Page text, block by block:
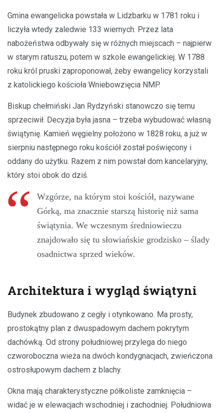
Gmina ewangelicka powstała w Lidzbarku w 1781 roku i
liczyła wtedy zaledwie 133 wiernych. Przez lata
nabożeństwa odbywały się w różnych miejscach – najpierw
w starym ratuszu, potem w szkole ewangelickiej. W 1788
roku król pruski zaproponował, żeby ewangelicy korzystali
z katolickiego kościoła Wniebowzięcia NMP.
Biskup chełmiński Jan Rydzyński stanowczo się temu
sprzeciwił. Decyzja była jasna – trzeba wybudować własną
świątynię. Kamień węgielny położono w 1828 roku, a już w
sierpniu następnego roku kościół został poświęcony i
oddany do użytku. Razem z nim powstał dom kancelaryjny,
który stoi obok do dziś.
Wzgórze, na którym stoi kościół, nazywane
Górką, ma znacznie starszą historię niż sama
świątynia. We wczesnym średniowieczu
znajdowało się tu słowiańskie grodzisko – ślady
osadnictwa sprzed wieków.
Architektura i wygląd świątyni
Budynek zbudowano z cegły i otynkowano. Ma prosty,
prostokątny plan z dwuspadowym dachem pokrytym
dachówką. Od strony południowej przylega do niego
czworoboczna wieża na dwóch kondygnacjach, zwieńczona
ostrosłupowym dachem z blachy.
Okna mają charakterystyczne półkoliste zamknięcia –
widać je w elewacjach wschodniej i zachodniej. Południowa